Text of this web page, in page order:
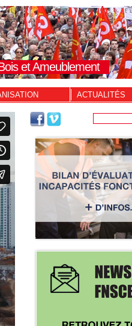
et Ameublement
ACTUALITÉS